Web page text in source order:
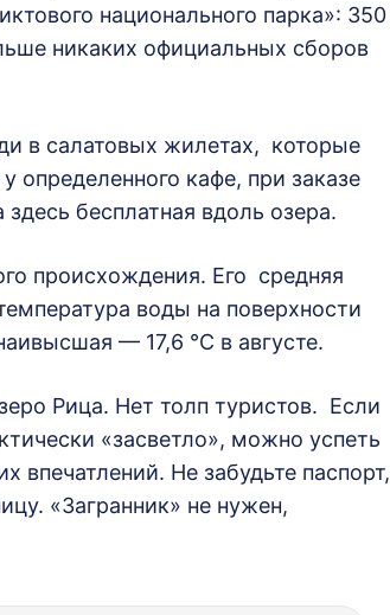
национального парка»: 350
никаких официальных сборов
в салатовых жилетах, которые
определенного кафе, при заказе
бесплатная вдоль озера.
происхождения. Его средняя
воды на поверхности
— 17,6 °C в августе.
Рица. Нет толп туристов. Если
«засветло», можно успеть
Не забудьте паспорт,
«Загранник» не нужен,